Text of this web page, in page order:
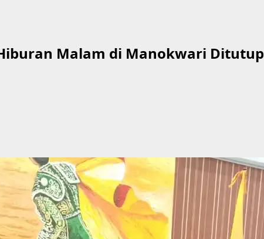
Malam di Manokwari Ditutup